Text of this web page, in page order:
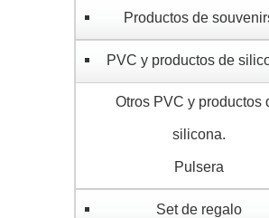
Productos de
PVC y productos de
Otros PVC y productos
silicona.
Pulsera
Set de regalo